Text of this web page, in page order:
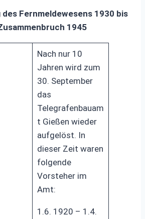
Fernmeldewesens 1930 bis
1945
Nach nur 10
Jahren wird zum
30. September
das
Telegrafenbauam
t Gießen wieder
aufgelöst. In
dieser Zeit waren
folgende
Vorsteher im
Amt:
1.6. 1920 – 1.4.